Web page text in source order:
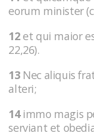
eorum minister
12et qui maior
22,26).
13Nec aliquis
alteri;
14immo magis
serviant et